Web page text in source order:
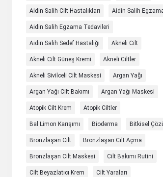
Aidin Salih Cilt Hastalıkları Aidin Salih
Aidin Salih Egzama Tedavileri
Aidin Salih Sedef Hastalığı Akneli Cilt
Akneli Cilt Güneş Kremi Akneli Ciltler
Akneli Sivilceli Cilt Maskesi Argan Yağı
Argan Yağı Cilt Bakımı Argan Yağı Maskesi
Atopik Cilt Krem Atopik Ciltler
Bal Limon Karışımı Bioderma Bitkisel
Bronzlaşan Cilt Bronzlaşan Cilt Açma
Bronzlaşan Cilt Maskesi Cilt Bakımı Rutini
Cilt Beyazlatıcı Krem Cilt Yaraları